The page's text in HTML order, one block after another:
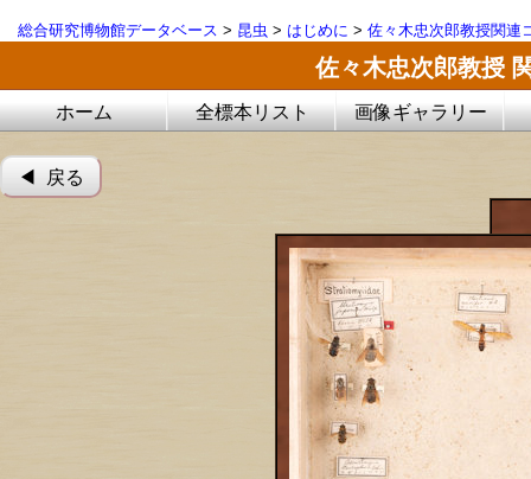
総合研究博物館データベース > 昆虫 > はじめに > 佐々木忠次郎教授関連
佐々木忠次郎教授
ホーム 全標本リスト 画像ギャラリー
◀︎ 戻る